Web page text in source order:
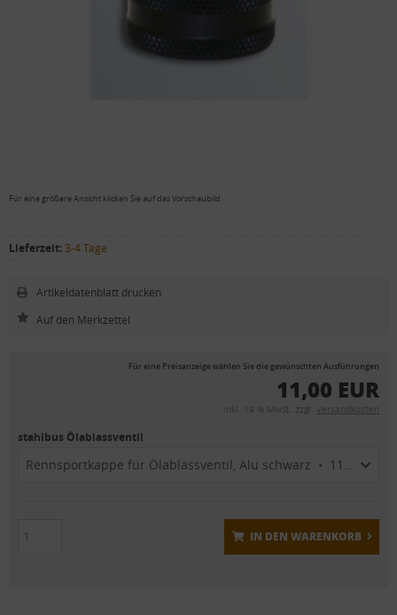
Für eine größere Ansicht klicken Sie auf das Vorschaubild
Lieferzeit: 3-4 Tage
Artikeldatenblatt drucken
Für eine Preisanzeige wählen Sie die gewünschten Ausführungen
11,00 EUR
inkl. 19 % MwSt. zzgl. Versandkosten
stahlbus Ölablassventil
Rennsportkappe für Ölablassventil, Alu schwarz • 11,00 EUR
IN DEN WARENKORB